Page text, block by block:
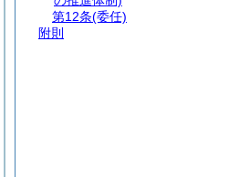
第12条(委任)
附則